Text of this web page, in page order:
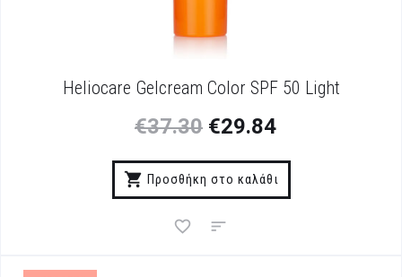
Heliocare Gelcream Color SPF 50 Light
€37.30 €29.84
Προσθήκη στο καλάθι